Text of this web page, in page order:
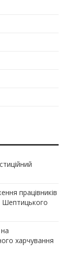
працівників
Шептицького
харчування